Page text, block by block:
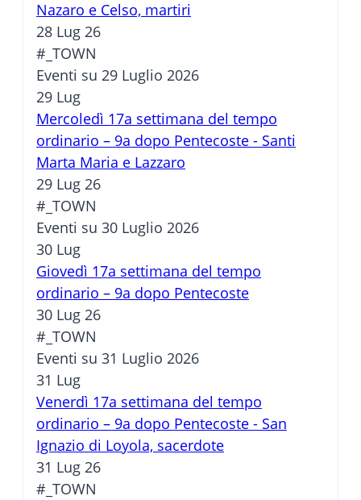
Nazaro e Celso, martiri
28 Lug 26
#_TOWN
Eventi su 29 Luglio 2026
29 Lug
Mercoledì 17a settimana del tempo
ordinario – 9a dopo Pentecoste - Santi
Marta Maria e Lazzaro
29 Lug 26
#_TOWN
Eventi su 30 Luglio 2026
30 Lug
Giovedì 17a settimana del tempo
ordinario – 9a dopo Pentecoste
30 Lug 26
#_TOWN
Eventi su 31 Luglio 2026
31 Lug
Venerdì 17a settimana del tempo
ordinario – 9a dopo Pentecoste - San
Ignazio di Loyola, sacerdote
31 Lug 26
#_TOWN